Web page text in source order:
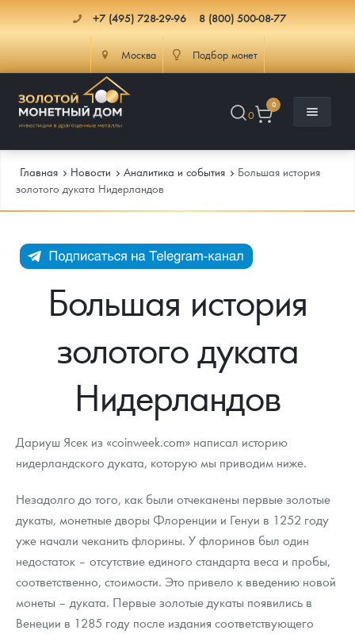
+7 (495) 728-29-96 8 (800) 500-08-77
Москва Подбор монет
0
0
Каталог Монет
Инвестиционные монеты
Монеты Царской России
Монеты стран мира после 1950г
Георгий Победоносец
Золотой червонец Сеятель
Золотые слитки
Аксессуары
Гарри Поттер
Год Лошади
Флот: ледоколы и корабли
Инфо
Как сделать заказ
Выкуп монет
Выкуп серебряных монет
Вопрос - ответ
Памятка для работы с монетами из драгметаллов
Условия возврата
Монеты
Политика конфиденциальности
Доставка
Распродажа монет и жетонов
Аналитика и события
Итоги 2025 года. Прогноз курсов золота, серебра, платины на
2026 год
Cтатьи
Георгий Победоносец - динамика цен
Курс золота и серебра
Лом выкуп
Скупка слитков
Контакты
О нас
Наши преимущества
Письмо директору
Пресс-служба
Главная Новости Аналитика и события
Большая история
золотого дуката Нидерландов
Большая история
золотого дуката
Нидерландов
Дариуш Ясек из «coinweek.com» написал историю
нидерландского дуката, которую мы приводим ниже.
Незадолго до того, как были отчеканены первые золотые
дукаты, монетные дворы Флоренции и Генуи в 1252 году
уже начали чеканить флорины. У флоринов был один
недостаток – отсутствие единого стандарта веса и пробы,
соответственно, стоимости. Это привело к введению новой
монеты – дуката. Первые золотые дукаты появились в
Венеции в 1285 году после издания соответствующего